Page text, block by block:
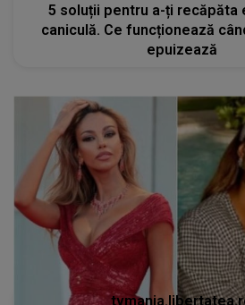
5 soluții pentru a-ți recăpăta
caniculă. Ce funcționează
epuizează